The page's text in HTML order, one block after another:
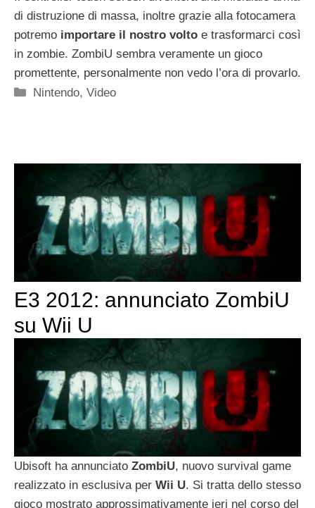
di distruzione di massa, inoltre grazie alla fotocamera
potremo importare il nostro volto e trasformarci così
in zombie. ZombiU sembra veramente un gioco
promettente, personalmente non vedo l’ora di provarlo.
Categorie
Nintendo,Video
E3 2012: annunciato ZombiU
su Wii U
Ubisoft ha annunciato ZombiU, nuovo survival game
realizzato in esclusiva per Wii U. Si tratta dello stesso
gioco mostrato approssimativamente ieri nel corso del